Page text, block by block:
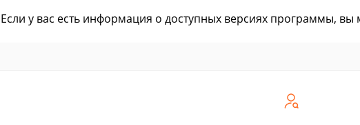
Если у вас есть информация о доступных версиях программы,